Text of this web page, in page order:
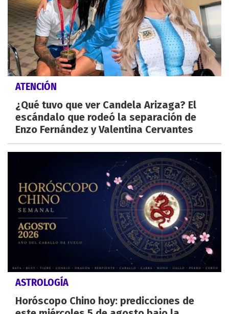
ATENCIÓN
¿Qué tuvo que ver Candela Arizaga? El
escándalo que rodeó la separación de
Enzo Fernández y Valentina Cervantes
ASTROLOGÍA
Horóscopo Chino hoy: predicciones de